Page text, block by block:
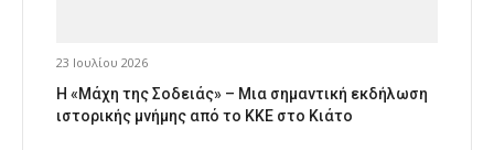
23 Ιουλίου 2026
Η «Μάχη της Σοδειάς» – Μια σημαντική εκδήλωση
ιστορικής μνήμης από το ΚΚΕ στο Κιάτο